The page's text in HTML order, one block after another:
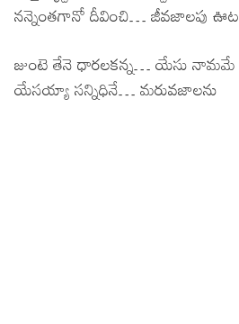
నన్నెంతగానో దీవించి… జీవజాలపు
జుంటె తేనె ధారలకన్న… యేసు నామమే
యేసయ్యా సన్నిధినే… మరువజాలను